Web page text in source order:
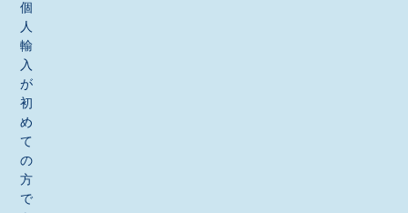
個
人
輸
入
が
初
め
て
の
方
で